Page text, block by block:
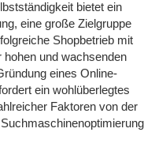
bietet ein
eine große Zielgruppe
Shopbetrieb mit
hohen und wachsenden
eines Online-
ein wohlüberlegtes
Faktoren von der